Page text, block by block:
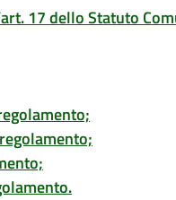
17 dello Statuto